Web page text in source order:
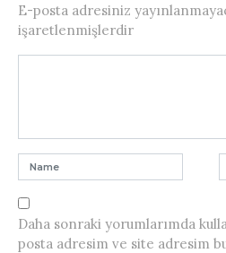
E-posta adresiniz
işaretlenmişlerdir
Daha sonraki yorumlarımda
posta adresim ve site adresim